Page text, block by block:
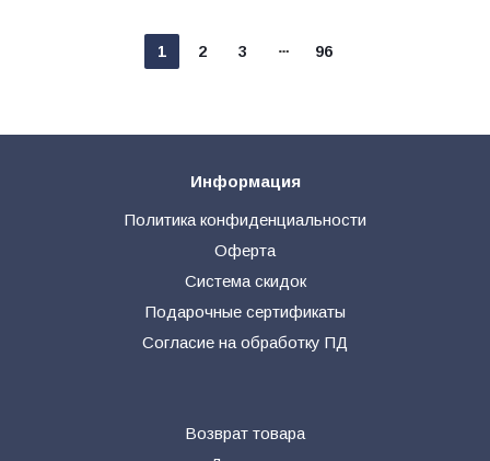
1 2 3 96
Информация
Политика конфиденциальности
Оферта
Система скидок
Подарочные сертификаты
Согласие на обработку ПД
Возврат товара